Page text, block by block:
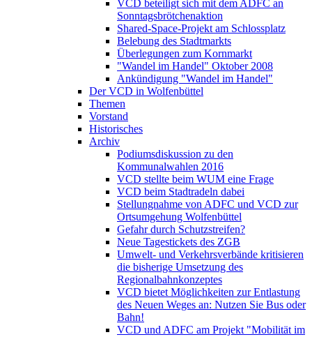
VCD beteiligt sich mit dem ADFC an
Sonntagsbrötchenaktion
Shared-Space-Projekt am Schlossplatz
Belebung des Stadtmarkts
Überlegungen zum Kornmarkt
"Wandel im Handel" Oktober 2008
Ankündigung "Wandel im Handel"
Der VCD in Wolfenbüttel
Themen
Vorstand
Historisches
Archiv
Podiumsdiskussion zu den
Kommunalwahlen 2016
VCD stellte beim WUM eine Frage
VCD beim Stadtradeln dabei
Stellungnahme von ADFC und VCD zur
Ortsumgehung Wolfenbüttel
Gefahr durch Schutzstreifen?
Neue Tagestickets des ZGB
Umwelt- und Verkehrsverbände kritisieren
die bisherige Umsetzung des
Regionalbahnkonzeptes
VCD bietet Möglichkeiten zur Entlastung
des Neuen Weges an: Nutzen Sie Bus oder
Bahn!
VCD und ADFC am Projekt "Mobilität im